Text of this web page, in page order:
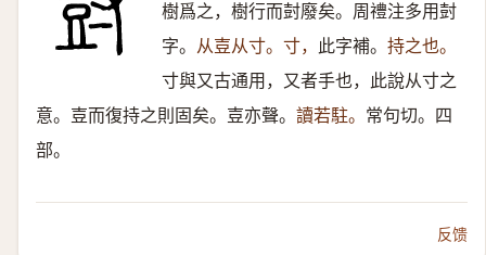
樹爲之，樹行而尌廢矣。周禮注多用尌
字。 从壴从寸。 寸， 此字補。 持之也。
寸與又古通用，又者手也，此說从寸之
意。壴而復持之則固矣。壴亦聲。 讀若駐。 常句切。四
部。
反馈